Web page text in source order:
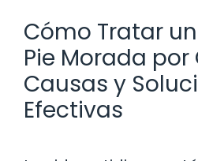
Cómo Tratar
Pie Morada por
Causas y
Efectivas